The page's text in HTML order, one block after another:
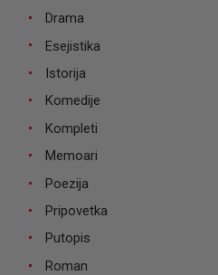
Drama
Esejistika
Istorija
Komedije
Kompleti
Memoari
Poezija
Pripovetka
Putopis
Roman